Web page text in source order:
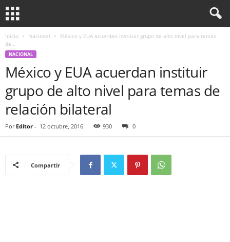
Inicio Nacional
México y EUA acuerdan instituir grupo de alto nivel para temas
de...
NACIONAL
México y EUA acuerdan instituir
grupo de alto nivel para temas de
relación bilateral
Por Editor - 12 octubre, 2016 930 0
Compartir